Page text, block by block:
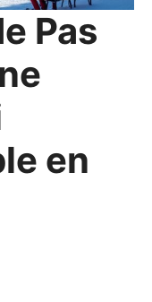
Pas
en